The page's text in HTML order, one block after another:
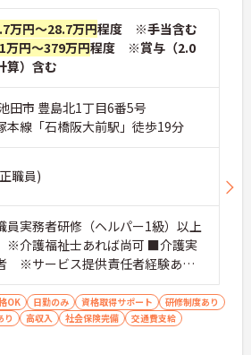
万円～28.7万円程度 ※手当含む
万円～379万円程度 ※賞与（2.0
算）含む
田市 豊島北1丁目6番5号
本線「石橋阪大前駅」徒歩19分
職員)
実務者研修（ヘルパー1級）以上
介護福祉士あれば尚可 ■介護実
※サービス提供責任者経験あれ
OK 日勤のみ 資格取得サポート
研修制度あり
り
高収入 社会保険完備
交通費支給